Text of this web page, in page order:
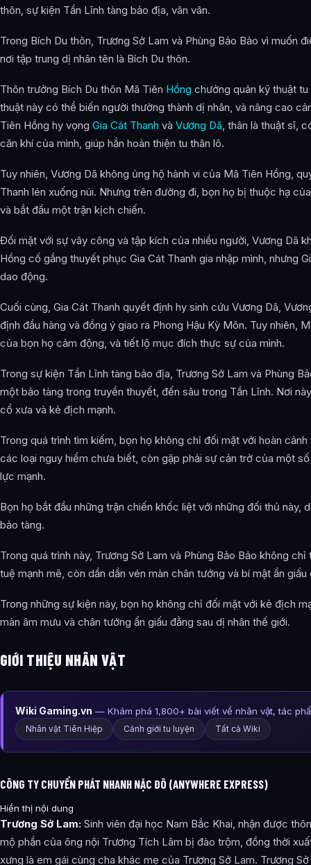
thôn, sự kiện Tần Lĩnh tàng bảo địa, vân vân.
Trong Bích Du thôn, Trương Sở Lam và Phùng Bảo Bảo vì muốn
nơi tập trung dị nhân tên là Bích Du thôn.
Thôn trưởng Bích Du thôn Mã Tiên Hồng chưởng quản kỹ thuật
thuật này có thể biến người thường thành dị nhân, và nâng cao
Tiên Hồng hy vọng Gia Cát Thanh và Vương Dã, thân là thuật sĩ,
căn khí của mình, giúp hắn hoàn thiện tu thân lô.
Tuy nhiên, Vương Dã không ủng hộ hành vi của Mã Tiên Hồng,
Thanh lén xuống núi. Nhưng trên đường đi, bọn họ bị thuộc hạ
và bắt đầu một trận kịch chiến.
Đối mặt với sự vây công và tập kích của nhiều người, Vương Dã
Hồng cố gắng thuyết phục Gia Cát Thanh gia nhập mình, nhưng
dao động.
Cuối cùng, Gia Cát Thanh quyết định hy sinh cứu Vương Dã,
định đầu hàng và đồng ý giao ra Phong Hậu Kỳ Môn. Tuy nhiên,
của bọn họ cảm động, và tiết lộ mục đích thực sự của mình.
Trong sự kiện Tần Lĩnh tàng bảo địa, Trương Sở Lam và Phùng
một bảo tàng trong truyền thuyết, đến sâu trong Tần Lĩnh. Nơi
cổ xưa và kẻ địch mạnh.
Trong quá trình tìm kiếm, bọn họ không chỉ đối mặt với hoàn
các loại nguy hiểm chưa biết, còn gặp phải sự cản trở của một
lực mạnh.
Bọn họ bắt đầu những trận chiến khốc liệt với những đối thủ này,
bảo tàng.
Trong quá trình này, Trương Sở Lam và Phùng Bảo Bảo không
tuệ mạnh mẽ, còn dần dần vén màn chân tướng và bí mật ẩn
Trong những sự kiện này, bọn họ không chỉ đối mặt với kẻ địch
màn âm mưu và chân tướng ẩn giấu đằng sau dị nhân thế giới.
GIỚI THIỆU NHÂN VẬT
Wiki Gaming.vn — Khám phá 1,800+ bài viết về nhân vật, tác
Nhân vật Tiên Hiệp Cảnh giới tu luyện Tất cả Wiki
CÔNG TY CHUYỂN PHÁT NHANH NẶC ĐÔ (ANYWHERE EXPRESS)
Hiển thị nội dung
Trương Sở Lam: Sinh viên đại học Nam Bắc Khai, nhận được
mộ phần của ông nội Trương Tích Lâm bị đào trộm, đồng thời
xưng là em gái cùng cha khác mẹ của Trương Sở Lam. Trương